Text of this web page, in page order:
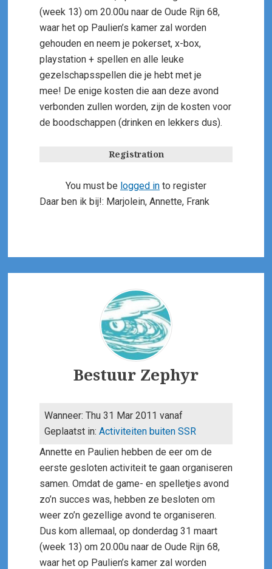
(week 13) om 20.00u naar de Oude Rijn 68,
waar het op Paulien’s kamer zal worden
gehouden en neem je pokerset, x-box,
playstation + spellen en alle leuke
gezelschapsspellen die je hebt met je
mee! De enige kosten die aan deze avond
verbonden zullen worden, zijn de kosten voor
de boodschappen (drinken en lekkers dus).
Registration
You must be logged in to register
Daar ben ik bij!: Marjolein, Annette, Frank
Author
Bestuur Zephyr
Wanneer: Thu 31 Mar 2011 vanaf
Geplaatst in: Activiteiten buiten SSR
Annette en Paulien hebben de eer om de
eerste gesloten activiteit te gaan organiseren
samen. Omdat de game- en spelletjes avond
zo’n succes was, hebben ze besloten om
weer zo’n gezellige avond te organiseren.
Dus kom allemaal, op donderdag 31 maart
(week 13) om 20.00u naar de Oude Rijn 68,
waar het op Paulien’s kamer zal worden